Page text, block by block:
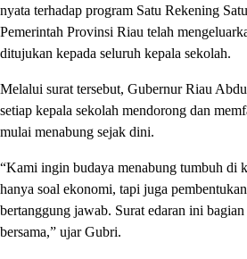
nyata terhadap program Satu Rekening
Pemerintah Provinsi Riau telah
ditujukan kepada seluruh kepala sekolah.
Melalui surat tersebut, Gubernur Riau
setiap kepala sekolah mendorong dan
mulai menabung sejak dini.
“Kami ingin budaya menabung tumbuh di
hanya soal ekonomi, tapi juga
bertanggung jawab. Surat edaran ini
bersama,” ujar Gubri.